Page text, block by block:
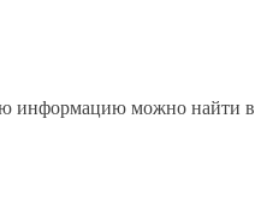
информацию можно найти в